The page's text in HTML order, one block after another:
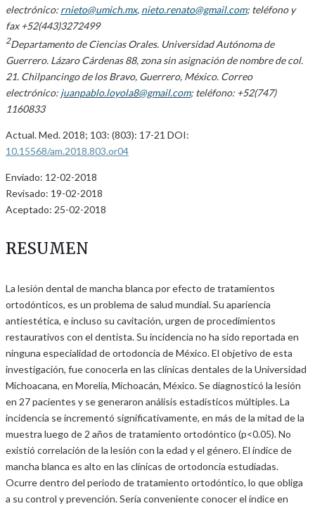
electrónico: rnieto@umich.mx, nieto.renato@gmail.com; teléfono y
fax +52(443)3272499
2Departamento de Ciencias Orales. Universidad Autónoma de
Guerrero. Lázaro Cárdenas 88, zona sin asignación de nombre de col.
21. Chilpancingo de los Bravo, Guerrero, México. Correo
electrónico: juanpablo.loyola8@gmail.com; teléfono: +52(747)
1160833
Actual. Med. 2018; 103: (803): 17-21 DOI:
10.15568/am.2018.803.or04
Enviado: 12-02-2018
Revisado: 19-02-2018
Aceptado: 25-02-2018
RESUMEN
La lesión dental de mancha blanca por efecto de tratamientos
ortodónticos, es un problema de salud mundial. Su apariencia
antiestética, e incluso su cavitación, urgen de procedimientos
restaurativos con el dentista. Su incidencia no ha sido reportada en
ninguna especialidad de ortodoncia de México. El objetivo de esta
investigación, fue conocerla en las clínicas dentales de la Universidad
Michoacana, en Morelia, Michoacán, México. Se diagnosticó la lesión
en 27 pacientes y se generaron análisis estadísticos múltiples. La
incidencia se incrementó significativamente, en más de la mitad de la
muestra luego de 2 años de tratamiento ortodóntico (p<0.05). No
existió correlación de la lesión con la edad y el género. El índice de
mancha blanca es alto en las clínicas de ortodoncia estudiadas.
Ocurre dentro del periodo de tratamiento ortodóntico, lo que obliga
a su control y prevención. Sería conveniente conocer el índice en